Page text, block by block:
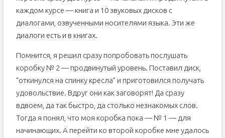
каждом курсе — книга и 10 звуковых дисков с
диалогами, озвученными носителями языка. Эти же
диалоги есть и в книгах.
Помнится, я решил сразу попробовать послушать
коробку № 2 — продвинутый уровень. Поставил диск,
“откинулся на спинку кресла” и приготовился получать
удовольствие. Вдруг они как заговорят! Да сразу
вдвоем, да так быстро, да столько незнакомых слов.
Тогда я понял, что моя коробка пока — № 1 — для
начинающих. А перейти ко второй коробке мне удалось